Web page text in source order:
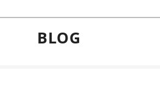
BLOG